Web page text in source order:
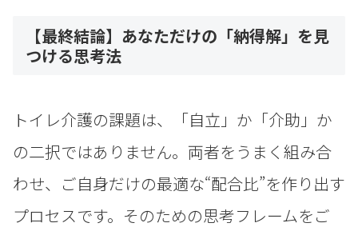
【最終結論】あなただけの「納得解」を見
つける思考法
トイレ介護の課題は、「自立」か「介助」か
の二択ではありません。両者をうまく組み合
わせ、ご自身だけの最適な“配合比”を作り出す
プロセスです。そのための思考フレームをご